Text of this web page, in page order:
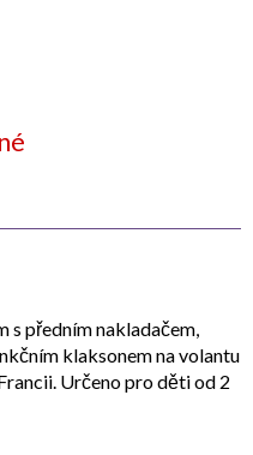
s předním nakladačem,
klaksonem na volantu
Určeno pro děti od 2